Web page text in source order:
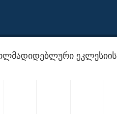
ეკლესიის